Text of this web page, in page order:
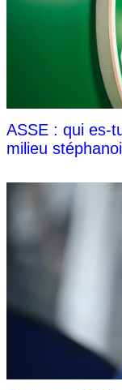
ASSE : qui es-
milieu